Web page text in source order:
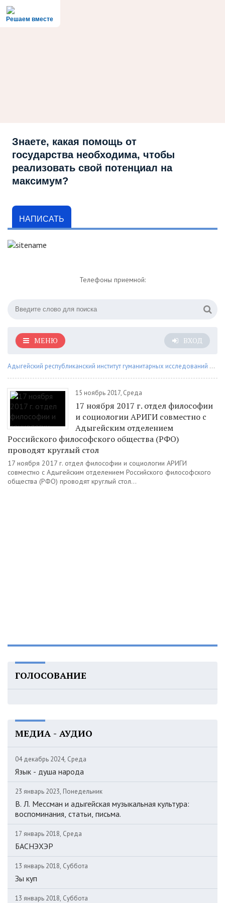
Решаем вместе
Знаете, какая помощь от
государства необходима, чтобы
реализовать свой потенциал на
максимум?
НАПИСАТЬ
Телефоны приемной:
ВХОД
МЕНЮ
Адыгейский республиканский институт гуманитарных исследований им. Т.М. Керашева
15 ноябрь 2017, Среда
17 ноября 2017 г. отдел философии
и социологии АРИГИ совместно с
Адыгейским отделением
Российского философского общества (РФО)
проводят круглый стол
17 ноября 2017 г. отдел философии и социологии АРИГИ
совместно с Адыгейским отделением Российского философского
общества (РФО) проводят круглый стол...
ГОЛОСОВАНИЕ
МЕДИА - АУДИО
04 декабрь 2024, Среда
Язык - душа народа
23 январь 2023, Понедельник
В. Л. Мессман и адыгейская музыкальная культура:
воспоминания, статьи, письма.
17 январь 2018, Среда
БАСНЭХЭР
13 январь 2018, Суббота
Зы куп
13 январь 2018, Суббота